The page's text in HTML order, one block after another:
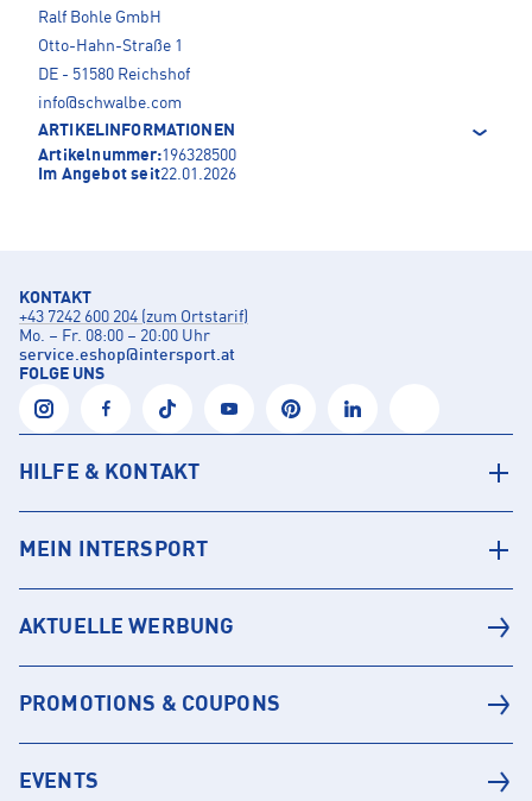
Ralf Bohle GmbH
Otto-Hahn-Straße 1
DE - 51580 Reichshof
info@schwalbe.com
ARTIKELINFORMATIONEN
Artikelnummer:196328500
Im Angebot seit22.01.2026
KONTAKT
+43 7242 600 204 (zum Ortstarif)
Mo. – Fr. 08:00 – 20:00 Uhr
service.eshop@intersport.at
FOLGE UNS
HILFE & KONTAKT
MEIN INTERSPORT
AKTUELLE WERBUNG
PROMOTIONS & COUPONS
EVENTS